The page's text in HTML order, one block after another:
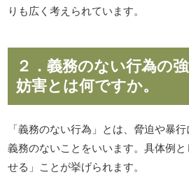
りも広く考えられています。
２．義務のない行為の
妨害とは何ですか。
「義務のない行為」とは、脅迫や暴
義務のないことをいいます。具体例
せる」ことが挙げられます。